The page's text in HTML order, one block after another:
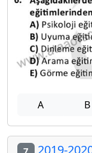
A B
7 2019-